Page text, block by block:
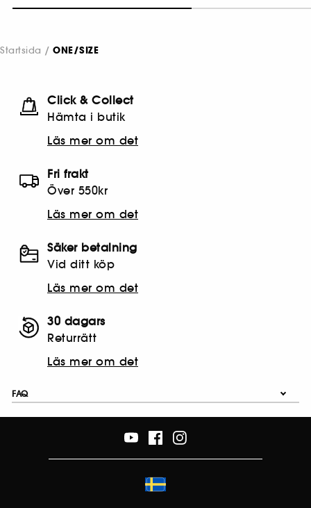
Startsida ONE/SIZE
Click & Collect
Hämta i butik​
Läs mer om det
Fri frakt
Över 550kr
Läs mer om det
Säker betalning
Vid ditt köp
Läs mer om det
30 dagars
Returrätt
Läs mer om det
FAQ